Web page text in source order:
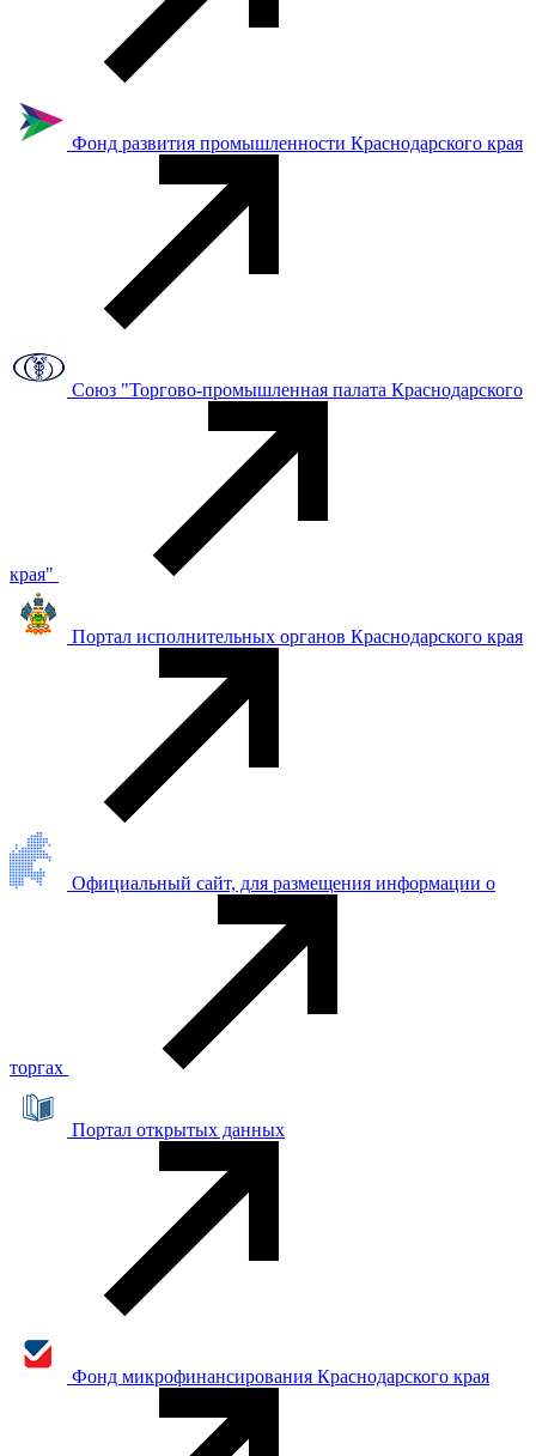
Фонд развития промышленности Краснодарского края
Союз "Торгово-промышленная палата Краснодарского
края"
Портал исполнительных органов Краснодарского края
Официальный сайт, для размещения информации о
торгах
Портал открытых данных
Фонд микрофинансирования Краснодарского края